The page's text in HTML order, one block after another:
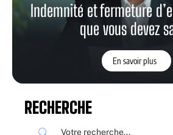
Indemnité et fermeture
que vous devez
En savoir plus
RECHERCHE